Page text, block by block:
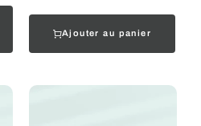
Ajouter au panier